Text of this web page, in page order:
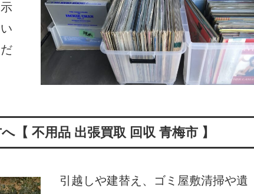
【 不用品 出張買取 回収 青梅市 】
引越しや建替え、ゴミ屋敷清掃や遺